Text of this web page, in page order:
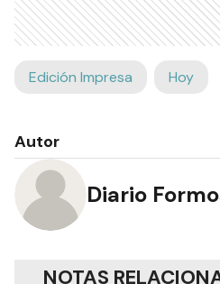
Edición Impresa Hoy
Autor
Diario
NOTAS